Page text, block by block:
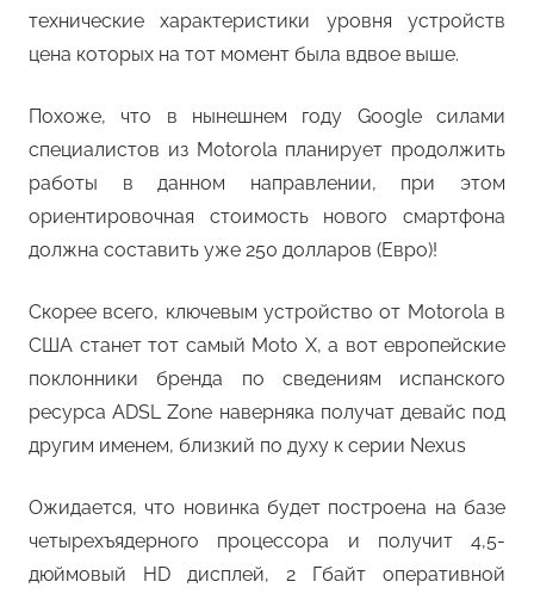
технические характеристики уровня устройств
цена которых на тот момент была вдвое выше.
Похоже, что в нынешнем году Google силами
специалистов из Motorola планирует продолжить
работы в данном направлении, при этом
ориентировочная стоимость нового смартфона
должна составить уже 250 долларов (Евро)!
Скорее всего, ключевым устройство от Motorola в
США станет тот самый Moto X, а вот европейские
поклонники бренда по сведениям испанского
ресурса ADSL Zone наверняка получат девайс под
другим именем, близкий по духу к серии Nexus
Ожидается, что новинка будет построена на базе
четырехъядерного процессора и получит 4,5-
дюймовый HD дисплей, 2 Гбайт оперативной